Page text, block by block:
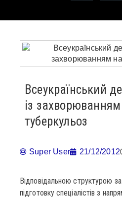
Всеукраїнський
із
туберкульоз
Super User 21/12/2012
Відповідальною структурою за
підготовку спеціалістів з